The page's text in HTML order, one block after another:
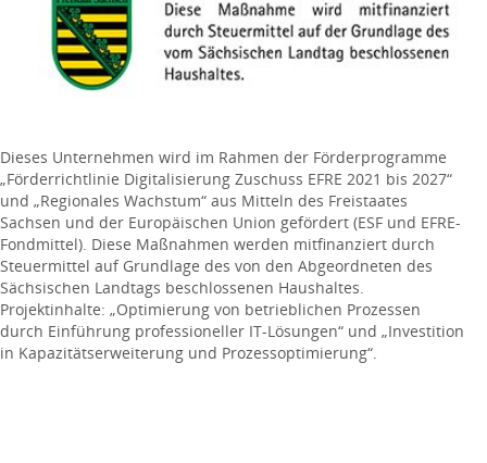
Dieses Unternehmen wird im Rahmen der Förderprogramme
„Förderrichtlinie Digitalisierung Zuschuss EFRE 2021 bis 2027“
und „Regionales Wachstum“ aus Mitteln des Freistaates
Sachsen und der Europäischen Union gefördert (ESF und EFRE-
Fondmittel). Diese Maßnahmen werden mitfinanziert durch
Steuermittel auf Grundlage des von den Abgeordneten des
Sächsischen Landtags beschlossenen Haushaltes.
Projektinhalte: „Optimierung von betrieblichen Prozessen
durch Einführung professioneller IT-Lösungen“ und „Investition
in Kapazitätserweiterung und Prozessoptimierung“.